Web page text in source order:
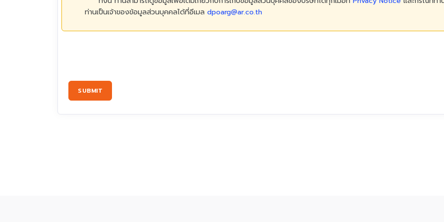
ท่านเป็นเจ้าของข้อมูลส่วนบุคคลได้ที่อีเมลdpoarg@ar.co.th
SUBMIT